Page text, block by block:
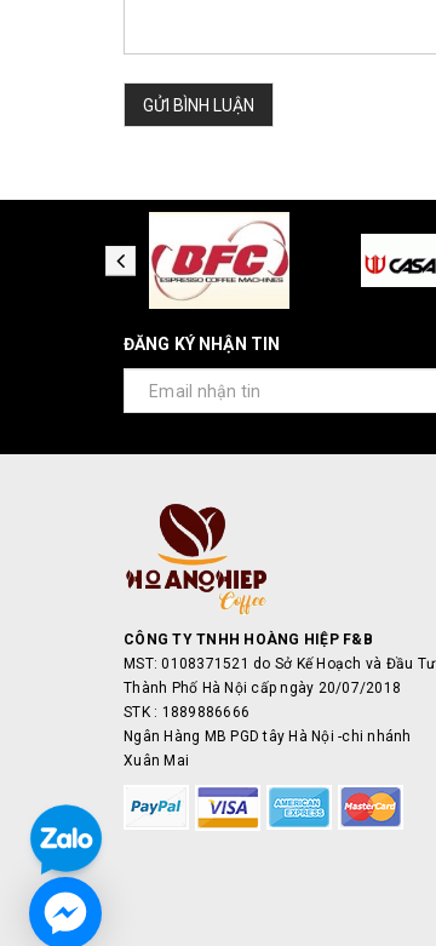
GỬI BÌNH LUẬN
ĐĂNG KÝ NHẬN TIN
CÔNG TY TNHH HOÀNG HIỆP F&B
MST: 0108371521 do Sở Kế Hoạch và Đầu Tư
Thành Phố Hà Nội cấp ngày 20/07/2018
STK : 1889886666
Ngân Hàng MB PGD tây Hà Nội -chi nhánh
Xuân Mai